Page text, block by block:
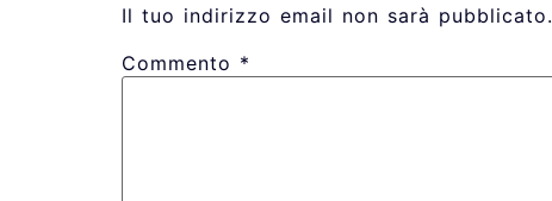
Il tuo indirizzo email non sarà pubblicato.
Commento *